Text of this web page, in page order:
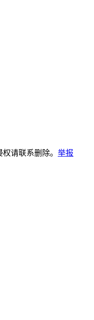
请联系删除。 举报